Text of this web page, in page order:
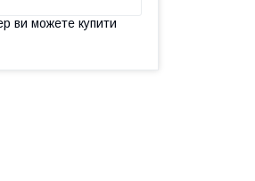
ви можете купити